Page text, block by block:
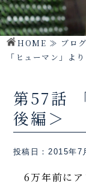
HOME ≫ ブロ
「ヒューマン」よ
第57話
後編＞
投稿日：2015年7
6万年前にア